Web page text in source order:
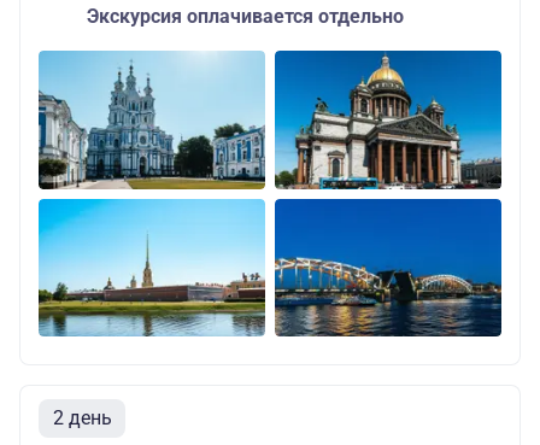
Экскурсия оплачивается отдельно
2 день